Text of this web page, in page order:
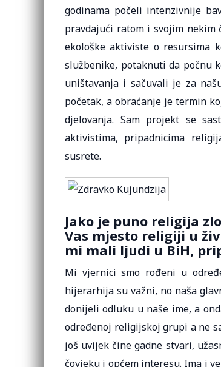
godinama počeli intenzivnije
pravdajući ratom i svojim nekim
ekološke aktiviste o resursima
službenike, potaknuti da počnu
uništavanja i sačuvali je za
početak, a obraćanje je termin
djelovanja. Sam projekt se
aktivistima, pripadnicima
susrete.
Jako je puno religija
Vas mjesto religiji u
mi mali ljudi u BiH,
Mi vjernici smo rođeni u
hijerarhija su važni, no naša
donijeli odluku u naše ime, a
određenoj religijskoj grupi a ne
još uvijek čine gadne stvari,
čovjeku i općem interesu. Ima i